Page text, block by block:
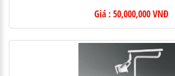
Giá : 50,000,000 VNĐ